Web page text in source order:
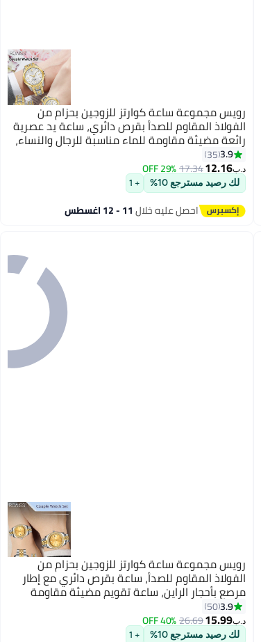
رويس مجموعة ساعة كوارتز للزوجين بحزام من
الفولاذ المقاوم للصدأ بقرص دائري، ساعة يد عصرية
رائعة مضيئة مقاومة للماء مناسبة للرجال والنساء،
ذهبي وفضي
3.9
35
د.ب‏12.16
17.34
29% OFF
لك رصيد مسترجع 10% + 1
احصل عليه خلال11 - 12 اغسطس
رويس مجموعة ساعة كوارتز للزوجين بحزام من
الفولاذ المقاوم للصدأ، ساعة بقرص دائري مع إطار
مرصع بأحجار الراين، ساعة تقويم مضيئة مقاومة
للماء هدية للرجال والنساء
3.9
50
د.ب‏15.99
26.69
40% OFF
لك رصيد مسترجع 10% + 1